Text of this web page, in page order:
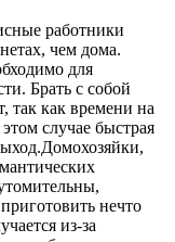
работники
чем дома.
для
Брать с собой
так как времени на
случае быстрая
нечто
из-за